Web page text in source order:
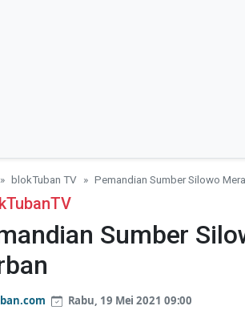
blokTuban TV Pemandian Sumber Silowo
Sumber
Rabu, 19 Mei 2021 09:00